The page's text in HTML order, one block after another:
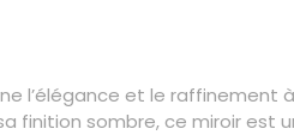
l’élégance et le raffinement
finition sombre, ce miroir est